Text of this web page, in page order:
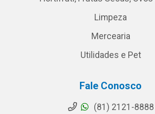
Limpeza
Mercearia
Utilidades e Pet
Fale Conosco
(81) 2121-8888